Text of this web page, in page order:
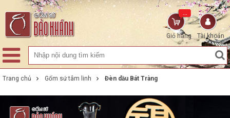
Tài khoản
Giỏ hàng
...
Trang chủ Gốm sứ tâm linh Đèn dầu Bát Tràng